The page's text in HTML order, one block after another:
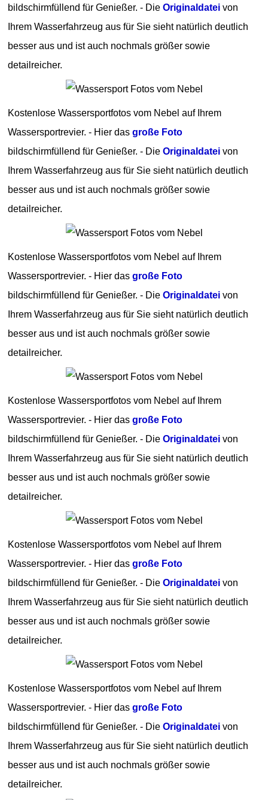
bildschirmfüllend für Genießer. - DieOriginaldatei von
Ihrem Wasserfahrzeug aus für Sie sieht natürlich deutlich
besser aus und ist auch nochmals größer sowie
detailreicher.
Kostenlose Wassersportfotos vom Nebel auf Ihrem
Wassersportrevier. - Hier dasgroße Foto
bildschirmfüllend für Genießer. - DieOriginaldatei von
Ihrem Wasserfahrzeug aus für Sie sieht natürlich deutlich
besser aus und ist auch nochmals größer sowie
detailreicher.
Kostenlose Wassersportfotos vom Nebel auf Ihrem
Wassersportrevier. - Hier dasgroße Foto
bildschirmfüllend für Genießer. - DieOriginaldatei von
Ihrem Wasserfahrzeug aus für Sie sieht natürlich deutlich
besser aus und ist auch nochmals größer sowie
detailreicher.
Kostenlose Wassersportfotos vom Nebel auf Ihrem
Wassersportrevier. - Hier dasgroße Foto
bildschirmfüllend für Genießer. - DieOriginaldatei von
Ihrem Wasserfahrzeug aus für Sie sieht natürlich deutlich
besser aus und ist auch nochmals größer sowie
detailreicher.
Kostenlose Wassersportfotos vom Nebel auf Ihrem
Wassersportrevier. - Hier dasgroße Foto
bildschirmfüllend für Genießer. - DieOriginaldatei von
Ihrem Wasserfahrzeug aus für Sie sieht natürlich deutlich
besser aus und ist auch nochmals größer sowie
detailreicher.
Kostenlose Wassersportfotos vom Nebel auf Ihrem
Wassersportrevier. - Hier dasgroße Foto
bildschirmfüllend für Genießer. - DieOriginaldatei von
Ihrem Wasserfahrzeug aus für Sie sieht natürlich deutlich
besser aus und ist auch nochmals größer sowie
detailreicher.